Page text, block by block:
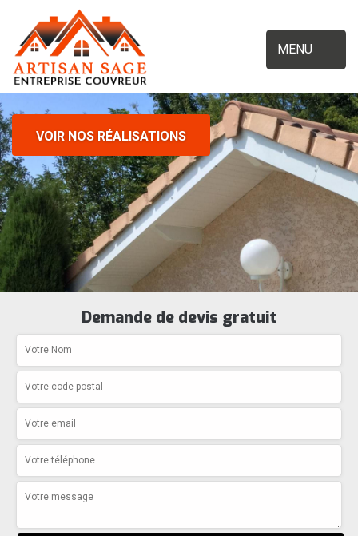
MENU
VOIR NOS RÉALISATIONS
Demande de devis gratuit